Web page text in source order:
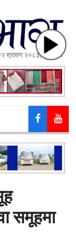
श्रावण २०८३, शुक्रबार
समूहमा